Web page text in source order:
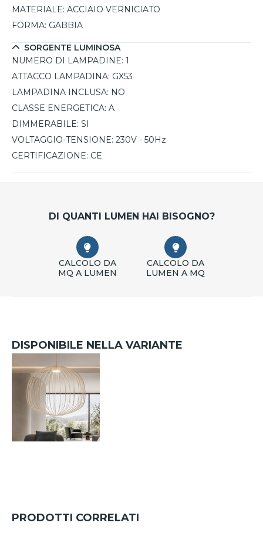
MATERIALE: ACCIAIO VERNICIATO
FORMA: GABBIA
SORGENTE LUMINOSA
NUMERO DI LAMPADINE: 1
ATTACCO LAMPADINA: GX53
LAMPADINA INCLUSA: NO
CLASSE ENERGETICA: A
DIMMERABILE: SI
VOLTAGGIO-TENSIONE: 230V - 50Hz
CERTIFICAZIONE: CE
DI QUANTI LUMEN HAI BISOGNO?
CALCOLO DA
MQ A LUMEN
CALCOLO DA
LUMEN A MQ
DISPONIBILE NELLA VARIANTE
PRODOTTI CORRELATI